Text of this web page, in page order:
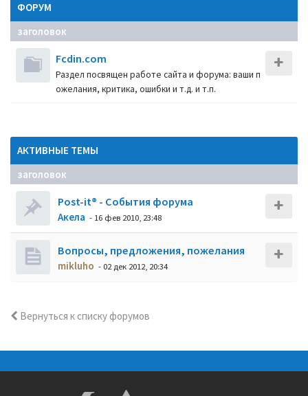
ФОРУМ
заголовок
Fcdin.com
Раздел посвящен работе сайта и форума: ваши п
ожелания, критика, ошибки и т.д. и т.п.
АКТИВНЫЕ ТЕМЫ
заголовок
Post-it® - События форума
Акела - 16 фев 2010, 23:48
Вопросы, предложения, пожелания
mikluho - 02 дек 2012, 20:34
Вернуться к списку форумов